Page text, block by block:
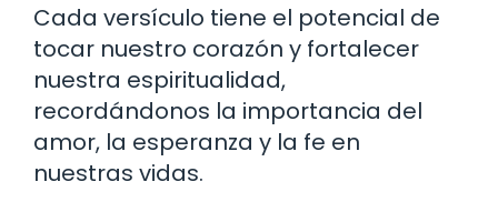
Cada versículo tiene el potencial de
tocar nuestro corazón y fortalecer
nuestra espiritualidad,
recordándonos la importancia del
amor, la esperanza y la fe en
nuestras vidas.